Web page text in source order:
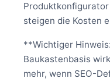
steigen die Kosten
**Wichtiger
Baukastenbasis
mehr, wenn SEO-